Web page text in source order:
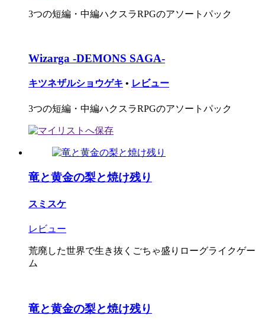
3つの短編・中編ハクスラRPGのアソートパック
Wizarga -DEMONS SAGA-
キツネザルショウゲキ • レビュー
3つの短編・中編ハクスラRPGのアソートパック
竜と黄金の梨と焼け残り
スミスケ
レビュー
荒廃した世界で生き抜くごちゃ盛りローグライクゲー
ム
竜と黄金の梨と焼け残り